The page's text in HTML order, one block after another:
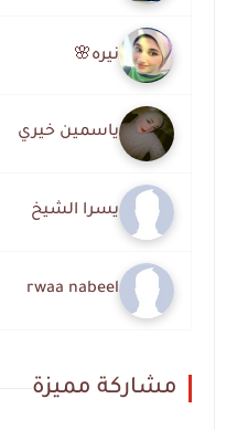
نيره🌸
ياسمين خيري
يسرا الشيخ
rwaa nabeel
مشاركة مميزة